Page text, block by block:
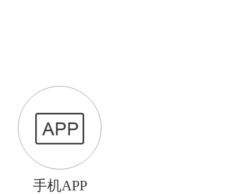
手机APP